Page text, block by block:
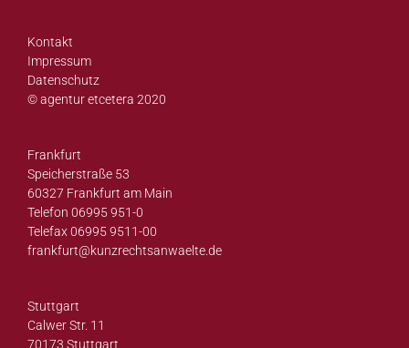
Kontakt
Impressum
Datenschutz
© agentur etcetera 2020
Frankfurt
Speicherstraße 53
60327 Frankfurt am Main
Telefon 06995 951-0
Telefax 06995 9511-00
frankfurt@kunzrechtsanwaelte.de
Stuttgart
Calwer Str. 11
70173 Stuttgart